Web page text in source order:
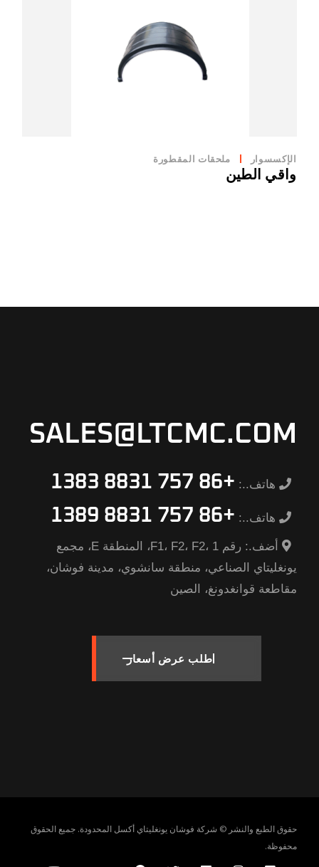
الإكسسوار ملحقات المقطورة
واقي الطين
SALES@LTCMC.COM
هاتف..: +86 757 8831 1383
هاتف..: +86 757 8831 1389
أضف.:
رقم F1، F2، F2، 1، المنطقة E، مجمع
يونغليتاي الصناعي، منطقة سانشوي، مدينة فوشان،
مقاطعة قوانغدونغ، الصين
طلب عرض أسعار
حقوق الطبع والنشر © شركة فوشان يونغليتاي أكسل المحدودة. جميع الحقوق
محفوظة.